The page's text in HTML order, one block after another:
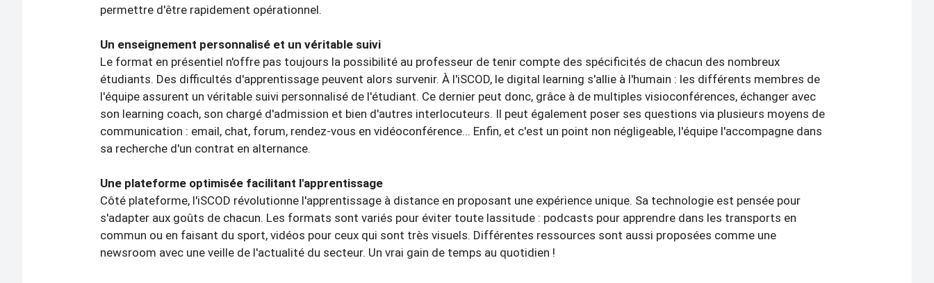
permettre d'être rapidement opérationnel.
Un enseignement personnalisé et un véritable suivi
Le format en présentiel n'offre pas toujours la possibilité au professeur de tenir compte des spécificités de chacun des nombreux
étudiants. Des difficultés d'apprentissage peuvent alors survenir. À l'iSCOD, le digital learning s'allie à l'humain : les différents membres de
l'équipe assurent un véritable suivi personnalisé de l'étudiant. Ce dernier peut donc, grâce à de multiples visioconférences, échanger avec
son learning coach, son chargé d'admission et bien d'autres interlocuteurs. Il peut également poser ses questions via plusieurs moyens de
communication : email, chat, forum, rendez-vous en vidéoconférence... Enfin, et c'est un point non négligeable, l'équipe l'accompagne dans
sa recherche d'un contrat en alternance.
Une plateforme optimisée facilitant l'apprentissage
Côté plateforme, l'iSCOD révolutionne l'apprentissage à distance en proposant une expérience unique. Sa technologie est pensée pour
s'adapter aux goûts de chacun. Les formats sont variés pour éviter toute lassitude : podcasts pour apprendre dans les transports en
commun ou en faisant du sport, vidéos pour ceux qui sont très visuels. Différentes ressources sont aussi proposées comme une
newsroom avec une veille de l'actualité du secteur. Un vrai gain de temps au quotidien !